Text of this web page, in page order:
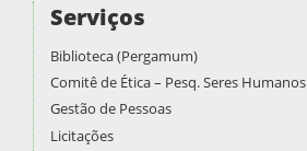
Serviços
Biblioteca (Pergamum)
Comitê de Ética – Pesq. Seres Humanos
Gestão de Pessoas
Licitações